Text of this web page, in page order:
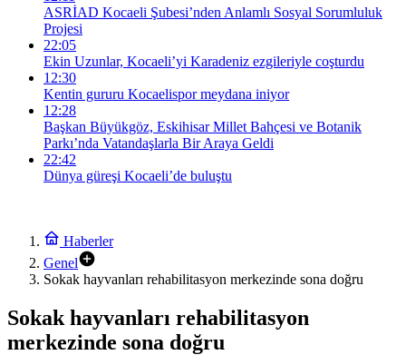
ASRİAD Kocaeli Şubesi’nden Anlamlı Sosyal Sorumluluk
Projesi
22:05
Ekin Uzunlar, Kocaeli’yi Karadeniz ezgileriyle coşturdu
12:30
Kentin gururu Kocaelispor meydana iniyor
12:28
Başkan Büyükgöz, Eskihisar Millet Bahçesi ve Botanik
Parkı’nda Vatandaşlarla Bir Araya Geldi
22:42
Dünya güreşi Kocaeli’de buluştu
Haberler
Genel
Sokak hayvanları rehabilitasyon merkezinde sona doğru
Sokak hayvanları rehabilitasyon
merkezinde sona doğru